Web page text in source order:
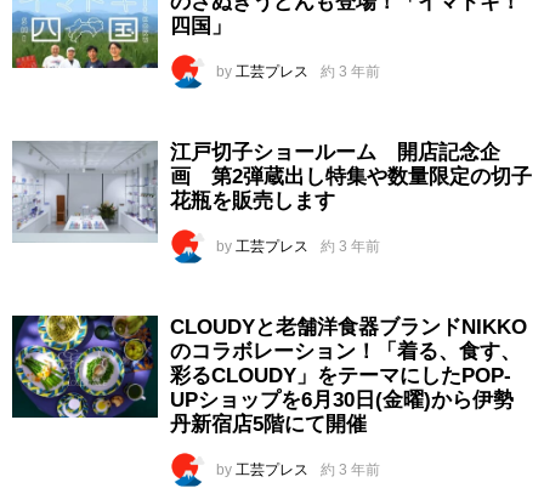
四国」
by 工芸プレス 約 3 年前
江戸切子ショールーム 開店記念企
画 第2弾蔵出し特集や数量限定の切子
花瓶を販売します
by 工芸プレス 約 3 年前
CLOUDYと老舗洋食器ブランドNIKKO
のコラボレーション！「着る、食す、
彩るCLOUDY」をテーマにしたPOP-
UPショップを6月30日(金曜)から伊勢
丹新宿店5階にて開催
by 工芸プレス 約 3 年前